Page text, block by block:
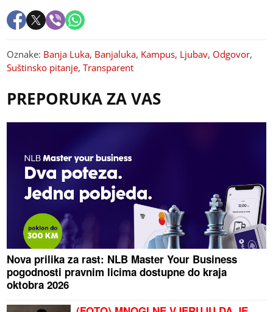
Oznake: Banja Luka, Banjaluka, Kampus, Ljubav, Odgovor,
Suštinsko pitanje,Transparent
PREPORUKA ZA VAS
Nova prilika za rast: NLB Master Your Business
pogodnosti pravnim licima dostupne do kraja
oktobra 2026